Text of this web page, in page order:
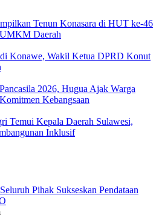
Tenun Konasara di HUT ke-46
Daerah
Konawe, Wakil Ketua DPRD Konut
2026, Hugua Ajak Warga
Kebangsaan
Temui Kepala Daerah Sulawesi,
Inklusif
Pihak Sukseskan Pendataan